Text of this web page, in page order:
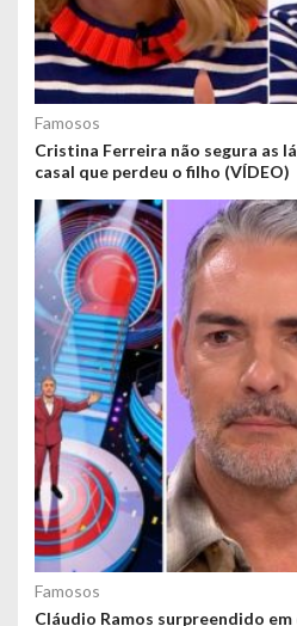
Famosos
Cristina Ferreira não segura as
casal que perdeu o filho (VÍDEO)
Famosos
Cláudio Ramos surpreendido